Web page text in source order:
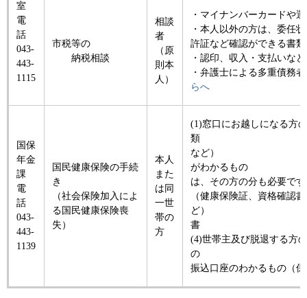
室
電
話
043-
443-
1115
市税等の
納税相談
相談
者
（原
則本
人）
・マイナンバーカードや
・本人以外の方は、委任
許証など確認ができる書
・認印、収入・支払いな
・弁護士による多重債務
らへ
国保
年金
課
電
話
043-
443-
1139
国民健康保険の手続
き
（社会保険加入によ
る国民健康保険喪
失）
本人
また
は同
一世
帯の
方
(1)窓口にお越しになる方
類 （マイ
など） (2)
がわかる
は、そ
（健康保険証、資格確認
ど） (3)国民健
(4)世帯主及び脱退する方
の (5)
振込口座のわかるもの（